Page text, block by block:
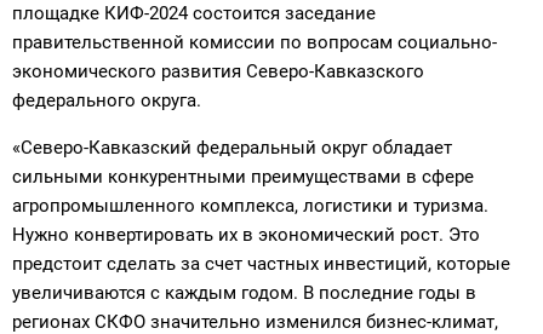
площадке КИФ-2024 состоится заседание
правительственной комиссии по вопросам социально-
экономического развития Северо-Кавказского
федерального округа.
«Северо-Кавказский федеральный округ обладает
сильными конкурентными преимуществами в сфере
агропромышленного комплекса, логистики и туризма.
Нужно конвертировать их в экономический рост. Это
предстоит сделать за счет частных инвестиций, которые
увеличиваются с каждым годом. В последние годы в
регионах СКФО значительно изменился бизнес-климат,